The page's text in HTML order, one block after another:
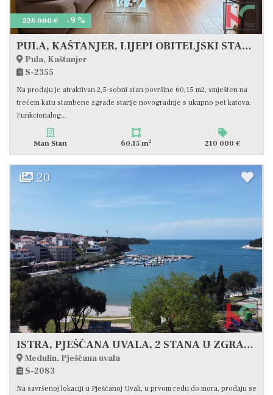
228 000 € -9 %
PULA, KAŠTANJER, LIJEPI OBITELJSKI STAN 2SS+DB #PULA
Pula, Kaštanjer
S-2355
Na prodaju je atraktivan 2,5-sobni stan površine 60,15 m2, smješten na
trećem katu stambene zgrade starije novogradnje s ukupno pet katova.
Funkcionalog...
Stan Stan 60,15 m2 210 000 €
20
ISTRA, PJEŠČANA UVALA, 2 STANA U ZGRADI, PRVI RED DO MORA , #EKSLUZIVNA PRODAJA
Medulin, Pješčana uvala
S-2083
Na savršenoj lokaciji u Pješčanoj Uvali, u prvom redu do mora, prodaju se